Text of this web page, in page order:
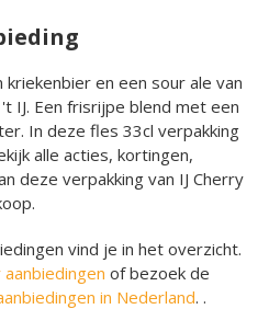
en een sour ale van
IJ. Een frisrijpe blend met een
In deze fles 33cl verpakking
alle acties, kortingen,
deze verpakking van IJ Cherry
vind je in het overzicht.
aanbiedingen of bezoek de
in Nederland. .